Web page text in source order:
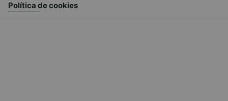
Política de cookies